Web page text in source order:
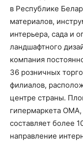
в Республике
материалов,
интерьера, сада и
ландшафтного
компания
36 розничных
филиалов,
центре страны.
гипермаркета ОМА,
составляет более
направление